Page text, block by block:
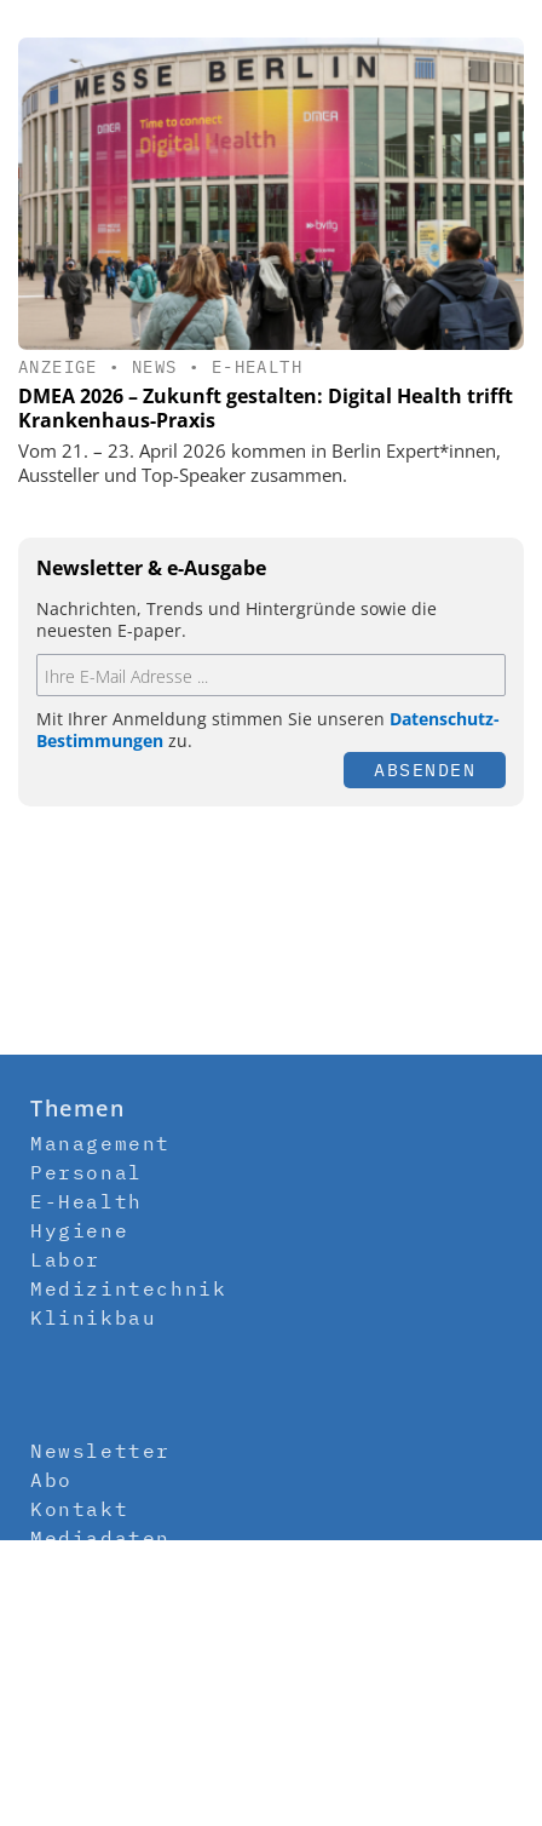
ANZEIGE • NEWS • E-HEALTH
DMEA 2026 – Zukunft gestalten: Digital Health trifft
Krankenhaus-Praxis
Vom 21. – 23. April 2026 kommen in Berlin Expert*innen,
Aussteller und Top-Speaker zusammen.
Newsletter & e-Ausgabe
Nachrichten, Trends und Hintergründe sowie die
neuesten E-paper.
Mit Ihrer Anmeldung stimmen Sie unseren Datenschutz-
Bestimmungen zu.
ABSENDEN
Themen
Management
Personal
E-Health
Hygiene
Labor
Medizintechnik
Klinikbau
Newsletter
Abo
Kontakt
Mediadaten